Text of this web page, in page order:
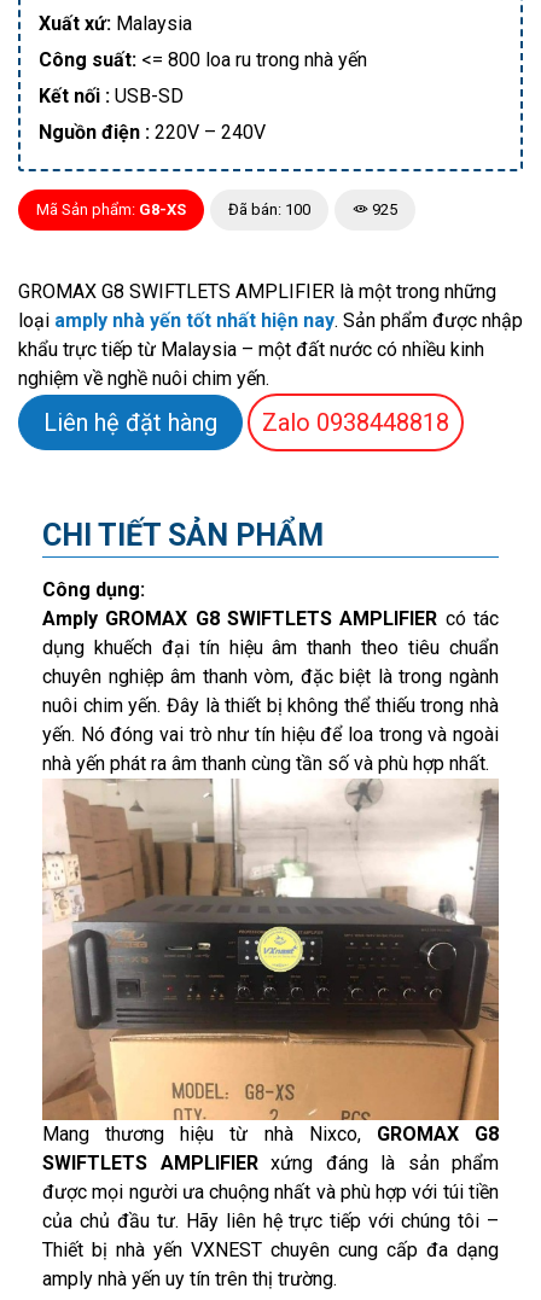
Xuất xứ: Malaysia
Công suất: <= 800 loa ru trong nhà yến
Kết nối : USB-SD
Nguồn điện : 220V – 240V
Mã Sản phẩm: G8-XS Đã bán: 100 925
GROMAX G8 SWIFTLETS AMPLIFIER là một trong những
loại amply nhà yến tốt nhất hiện nay. Sản phẩm được nhập
khẩu trực tiếp từ Malaysia – một đất nước có nhiều kinh
nghiệm về nghề nuôi chim yến.
Liên hệ đặt hàng Zalo 0938448818
CHI TIẾT SẢN PHẨM
Công dụng:
Amply GROMAX G8 SWIFTLETS AMPLIFIER có tác
dụng khuếch đại tín hiệu âm thanh theo tiêu chuẩn
chuyên nghiệp âm thanh vòm, đặc biệt là trong ngành
nuôi chim yến. Đây là thiết bị không thể thiếu trong nhà
yến. Nó đóng vai trò như tín hiệu để loa trong và ngoài
nhà yến phát ra âm thanh cùng tần số và phù hợp nhất.
Mang thương hiệu từ nhà Nixco, GROMAX G8
SWIFTLETS AMPLIFIERxứng đáng là sản phẩm
được mọi người ưa chuộng nhất và phù hợp với túi tiền
của chủ đầu tư. Hãy liên hệ trực tiếp với chúng tôi –
Thiết bị nhà yến VXNEST chuyên cung cấp đa dạng
amply nhà yến uy tín trên thị trường.